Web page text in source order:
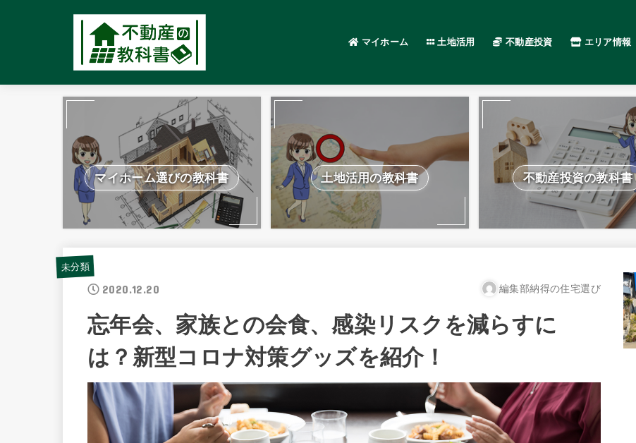
マイホーム 土地活用 不動産投資 エリア情報
マイホーム選びの教科書 土地活用の教科書 不動産投資の教科書
未分類
2020.12.20 編集部納得の住宅選び
忘年会、家族との会食、感染リスクを減らすに
は？新型コロナ対策グッズを紹介！